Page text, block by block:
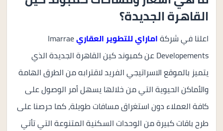
القاهرة الجديدة؟
اعلنا في شركةاماراي للتطوير العقاريImarrae
Developements عن كمبوند كين القاهرة الجديدة الذي
يتميز بالموقع الاسراتيجي الفريد لاقترابه من الطرق الهامة
والأماكن الحيوية التي من خلالها يسهل أمر الوصول على
كافة العملاء دون استغراق مسافات طويلة، كما حرصنا على
طرح باقات كبيرة من الوحدات السكنية المتنوعة التي تأتي